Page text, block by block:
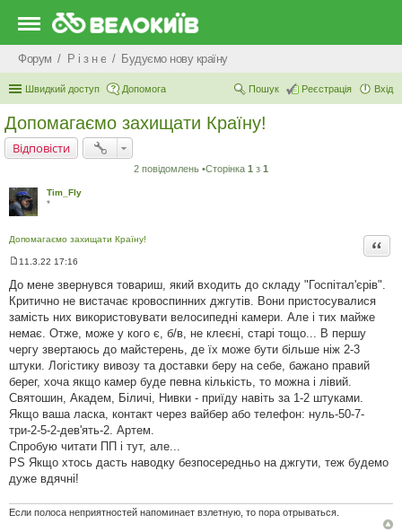
Форум Р i з н е Будуємо нову країну
Швидкий доступ Допомога Вхід
Реєстрація
Пошук
Допомагаємо захищати Країну!
Відповісти
2 повідомлень •Сторінка 1 з 1
Tim_Fly
*
Допомагаємо захищати Країну!
в
і
о
м
е
н
я
11.3.22 17:16
До мене звернувся товариш, який входить до складу "Госпітал'єрів".
Критично не вистачає кровоспинних джгутів. Вони пристосувалися
замість них використовувати велосипедні камери. Але і тих майже
немає. Отже, може у кого є, б/в, не клеєні, старі тощо... В першу
чергу звертаюсь до майстерень, де їх може бути більше ніж 2-3
штуки. Логістику вивозу та доставки беру на себе, бажано правий
берег, хоча якщо камер буде певна кількість, то можна і лівий.
Святошин, Академ, Біличі, Нивки - приїду навіть за 1-2 штуками.
Якщо ваша ласка, контакт через вайбер або телефон: нуль-50-7-
три-2-5-2-дев'ять-2. Артем.
Спробую читати ПП і тут, але...
PS Якщо хтось дасть наводку безпосередньо на джгути, теж будемо
дуже вдячні!
Если полоса неприятностей напоминает взлетную, то пора отрываться.